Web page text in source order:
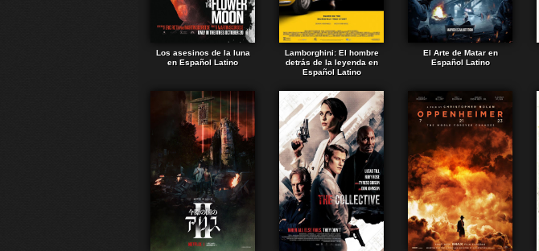
Los asesinos de la luna
en Español Latino
Lamborghini: El hombre
detrás de la leyenda en
Español Latino
El Arte de Matar en
Español Latino